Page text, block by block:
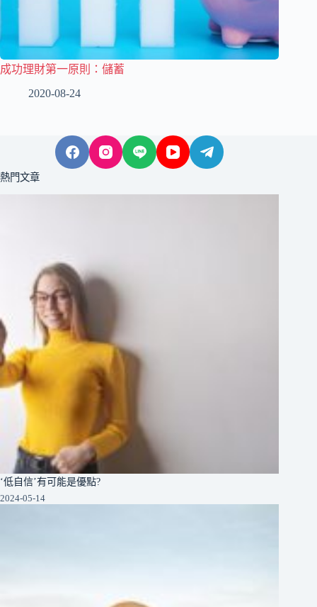
成功理財第一原則：儲蓄
2020-08-24
熱門文章
‘低自信’有可能是優點?
2024-05-14